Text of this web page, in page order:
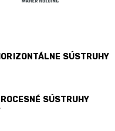
SÚSTRUHY
SÚSTRUHY